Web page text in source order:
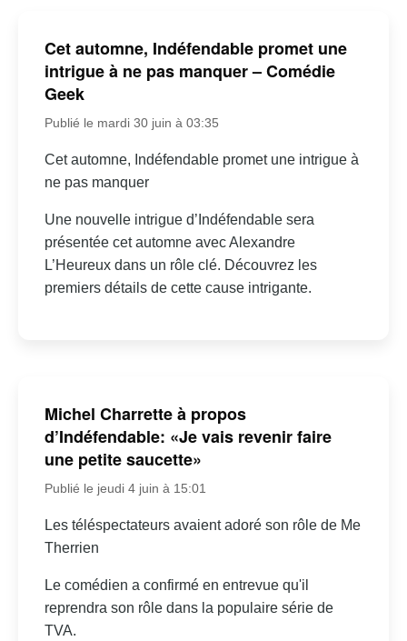
Cet automne, Indéfendable promet une
intrigue à ne pas manquer – Comédie
Geek
Publié le mardi 30 juin à 03:35
Cet automne, Indéfendable promet une intrigue à
ne pas manquer
Une nouvelle intrigue d’Indéfendable sera
présentée cet automne avec Alexandre
L’Heureux dans un rôle clé. Découvrez les
premiers détails de cette cause intrigante.
Michel Charrette à propos
d’Indéfendable: «Je vais revenir faire
une petite saucette»
Publié le jeudi 4 juin à 15:01
Les téléspectateurs avaient adoré son rôle de Me
Therrien
Le comédien a confirmé en entrevue qu'il
reprendra son rôle dans la populaire série de
TVA.